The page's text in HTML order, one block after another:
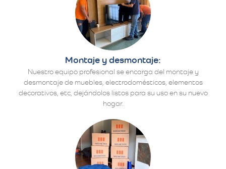
Montaje y desmontaje:
Nuestro equipo profesional se encarga del montaje y
desmontaje de muebles, electrodomésticos, elementos
decorativos, etc, dejándolos listos para su uso en su nuevo
hogar.